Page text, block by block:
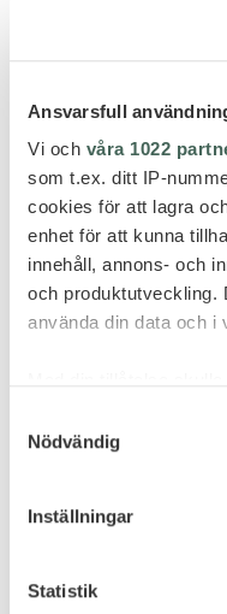
Ansvarsfull
Vi och våra 1022
som t.ex. ditt IP-
cookies för att lagra
enhet för att kunna
innehåll, annons- och
och produktutveckling.
använda din data och i
som kan ha en
Ta reda på mer om hur
Du kan ändra eller dra
Nödvändig
Inställningar
Statistik
RESAN TILL
Dubai, Ras al
det att vi möttes på
där vi fick gå i
passkontrollskön...
LÄS MER